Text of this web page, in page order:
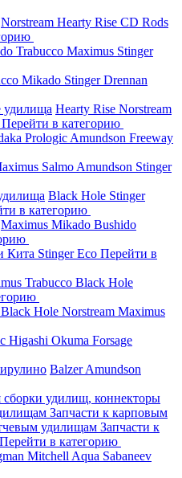
Norstream Hearty Rise CD Rods
Trabucco Maximus Stinger
Mikado StingerDrennan
удилища Hearty Rise Norstream
Перейти в категорию
Prologic Amundson Freeway
Salmo Amundson Stinger
Black Hole Stinger
в категорию
Maximus Mikado Bushido
Кита StingerEco Перейти в
Trabucco Black Hole
Black Hole Norstream Maximus
Higashi Okuma Forsage
BalzerAmundson
сборки удилищ, коннекторы
Запчасти к карповым
удилищам Запчасти к
Перейти в категорию
Mitchell Aqua Sabaneev